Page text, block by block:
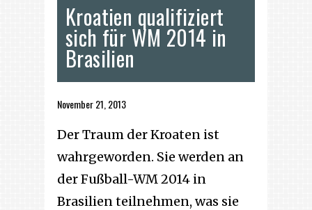
Kroatien qualifiziert
sich für WM 2014 in
Brasilien
November 21, 2013
Der Traum der Kroaten ist
wahrgeworden. Sie werden an
der Fußball-WM 2014 in
Brasilien teilnehmen, was sie